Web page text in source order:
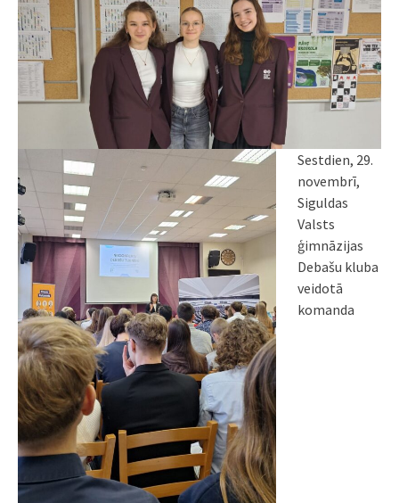
Sestdien, 29.
novembrī,
Siguldas
Valsts
ģimnāzijas
Debašu kluba
veidotā
komanda